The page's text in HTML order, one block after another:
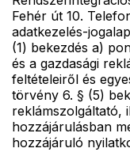
Fehér út 10.
adatkezelés-
(1) bekezdés a)
és a gazdasági
feltételeiről és
törvény 6. § (5)
reklámszolgáltató,
hozzájárulásban
hozzájáruló